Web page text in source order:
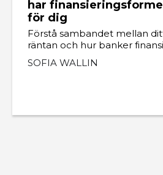
har
för dig
Förstå sambandet mellan
räntan och hur banker
SOFIA WALLIN